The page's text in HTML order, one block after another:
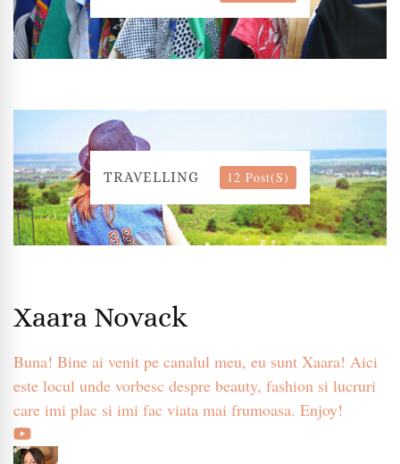
TRAVELLING 12 Post(s)
Xaara Novack
Buna! Bine ai venit pe canalul meu, eu sunt Xaara! Aici
este locul unde vorbesc despre beauty, fashion si lucruri
care imi plac si imi fac viata mai frumoasa. Enjoy!